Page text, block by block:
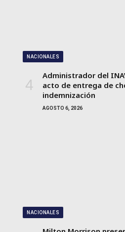
NACIONALES
Administrador del
acto de entrega de
indemnización
AGOSTO 6, 2026
NACIONALES